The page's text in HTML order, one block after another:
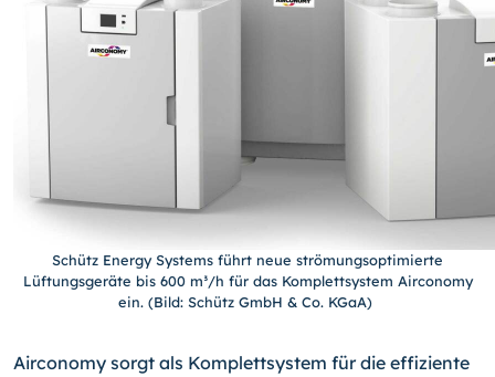
Schütz Energy Systems führt neue strömungsoptimierte
Lüftungsgeräte bis 600 m³/h für das Komplettsystem Airconomy
ein. (Bild: Schütz GmbH & Co. KGaA)
Airconomy sorgt als Komplettsystem für die effiziente